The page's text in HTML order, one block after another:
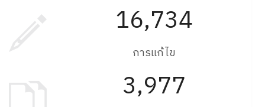
16,734
การแก้ไข
3,977